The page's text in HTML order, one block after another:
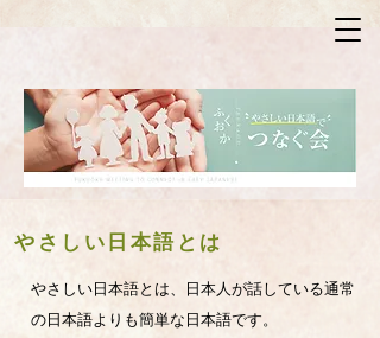
​やさしい日本語とは
やさしい日本語とは、日本人が話している通常
の日本語よりも簡単な日本語です。